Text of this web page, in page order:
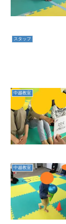
スタッフ
中越教室
中越教室